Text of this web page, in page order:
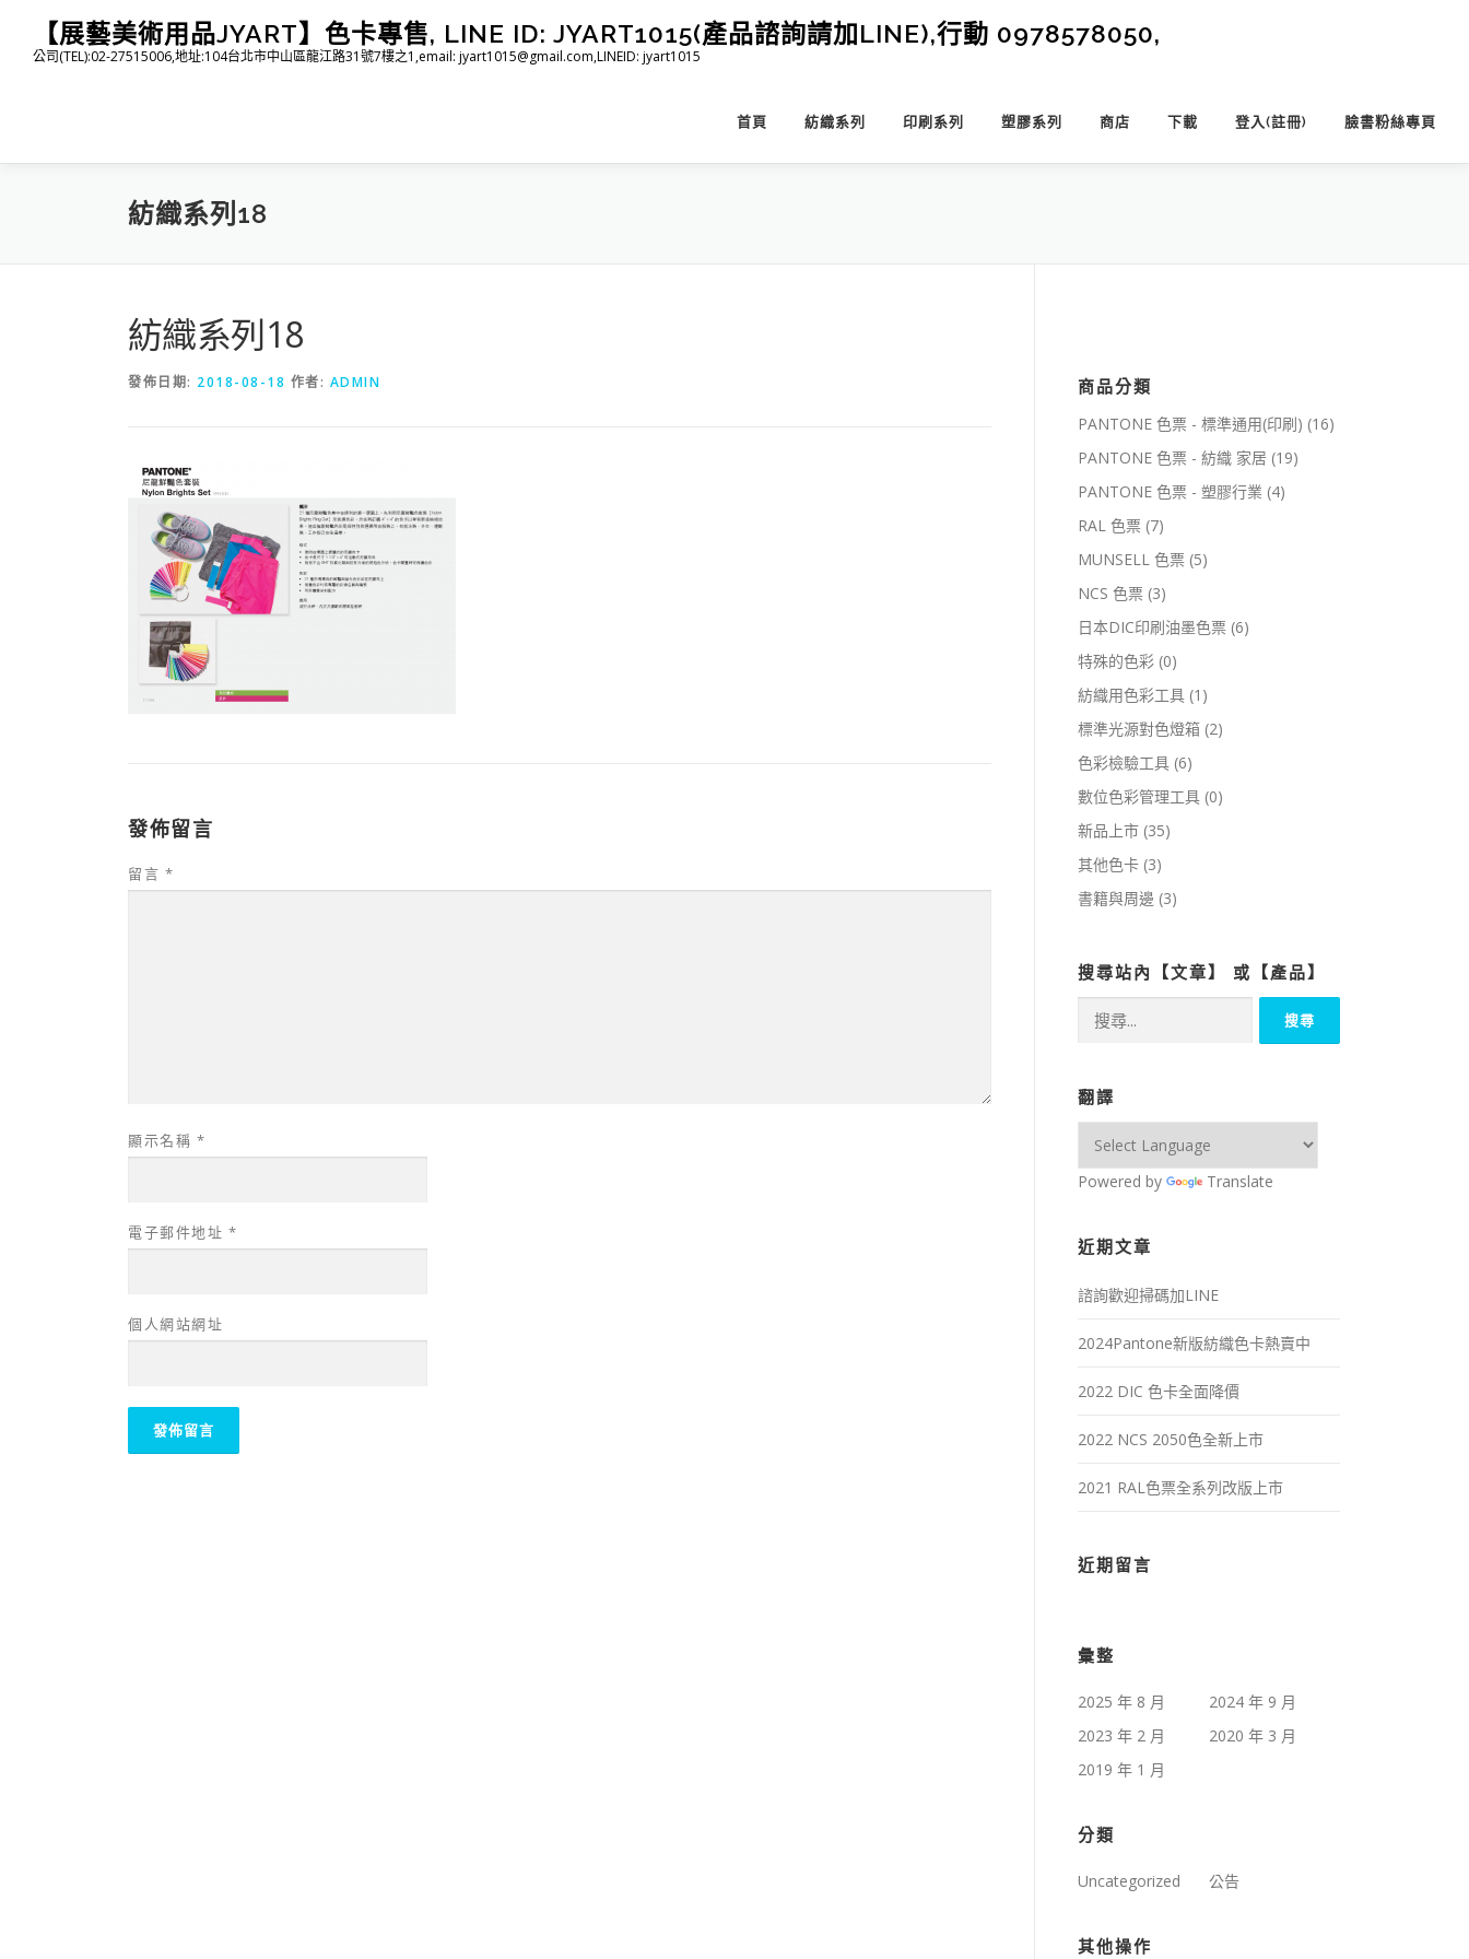
【展藝美術用品JYART】色卡專售, LINE ID: JYART1015(產品諮詢請加LINE),行動 0978578050,
公司(TEL):02-27515006,地址:104台北市中山區龍江路31號7樓之1,email: jyart1015@gmail.com,LINEID: jyart1015
首頁 紡織系列 印刷系列 塑膠系列 商店 下載 登入(註冊) 臉書粉絲專頁
紡織系列18
紡織系列18
發佈日期: 2018-08-18 作者: ADMIN
發佈留言
留言 *
顯示名稱 *
電子郵件地址 *
個人網站網址
商品分類
PANTONE 色票 - 標準通用(印刷) (16)
PANTONE 色票 - 紡織 家居 (19)
PANTONE 色票 - 塑膠行業 (4)
RAL 色票 (7)
MUNSELL 色票 (5)
NCS 色票 (3)
日本DIC印刷油墨色票 (6)
特殊的色彩 (0)
紡織用色彩工具 (1)
標準光源對色燈箱 (2)
色彩檢驗工具 (6)
數位色彩管理工具 (0)
新品上市 (35)
其他色卡 (3)
書籍與周邊 (3)
搜尋站內【文章】 或【產品】
鍵
字:
翻譯
Powered by Translate
近期文章
諮詢歡迎掃碼加LINE
2024Pantone新版紡織色卡熱賣中
2022 DIC 色卡全面降價
2022 NCS 2050色全新上市
2021 RAL色票全系列改版上市
近期留言
彙整
2025 年 8 月
2024 年 9 月
2023 年 2 月
2020 年 3 月
2019 年 1 月
分類
Uncategorized 公告
其他操作